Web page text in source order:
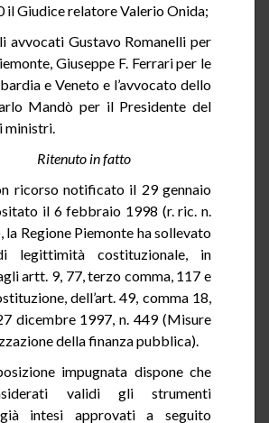
il Giudice relatore ValerioOnida;
avvocati Gustavo Romanelli per
Giuseppe F. Ferrari per le
e Veneto e l’avvocato dello
Mandò per il Presidente del
ministri.
Ritenuto in fatto
ricorso notificato il 29 gennaio
il 6 febbraio 1998 (r. ric. n.
la Regione Piemonte ha sollevato
legittimità costituzionale, in
artt. 9, 77, terzo comma, 117 e
dell’art. 49, comma 18,
dicembre 1997, n. 449 (Misure
della finanza pubblica).
impugnata dispone che
validi gli strumenti
intesi approvati a seguito